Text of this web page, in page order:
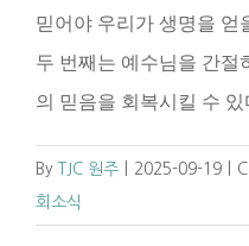
믿어야 우리가 생명을 얻
두 번째는 예수님을 간절
의 믿음을 회복시킬 수
By TJC 원주 2025-09-19
회소식